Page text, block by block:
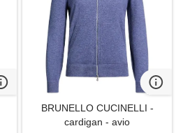
BRUNELLO CUCINELLI -
cardigan - avio